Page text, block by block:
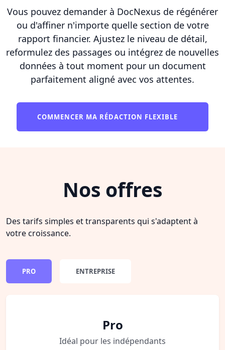
Vous pouvez demander à DocNexus de régénérer
ou d'affiner n'importe quelle section de votre
rapport financier. Ajustez le niveau de détail,
reformulez des passages ou intégrez de nouvelles
données à tout moment pour un document
parfaitement aligné avec vos attentes.
COMMENCER MA RÉDACTION FLEXIBLE
Nos offres
Des tarifs simples et transparents qui s'adaptent à
votre croissance.
PRO ENTREPRISE
Pro
Idéal pour les indépendants